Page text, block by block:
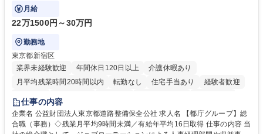
ております！ ※下記業務詳細
月給
22万1500円～30万円
勤務地
東京都新宿区
業界未経験歓迎
年間休日120日以上
介護休暇あり
月平均残業時間20時間以内
転勤なし 住宅手当あり
経験者歓迎
研修あり
退職金あり
駅近5分以内
資格取得手当あり 食事補助あり
仕事の内容
企業名 公益財団法人東京都道路整備保全公社 求人名 【都庁グループ】総
合職（事務）◇残業月平均9時間未満／有給年平均16日取得 仕事の内容 当